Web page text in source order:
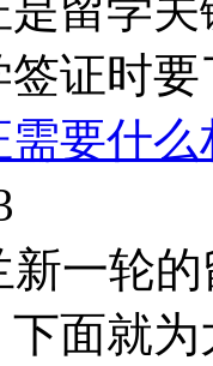
证时
要什么
一轮
面就